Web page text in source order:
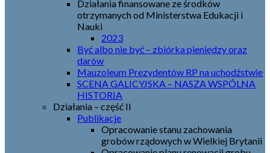
Działania finansowane ze środków
otrzymanych od Ministerstwa Edukacji i
Nauki
2023
Być albo nie być – zbiórka pieniędzy oraz
darów
Mauzoleum Prezydentów RP na uchodźstwie
SCENA GALICYJSKA – NASZA WSPÓLNA
HISTORIA
Działania – część II
Publikacje
Opracowanie stanu zachowania
grobów rządowych w Wielkiej Brytanii